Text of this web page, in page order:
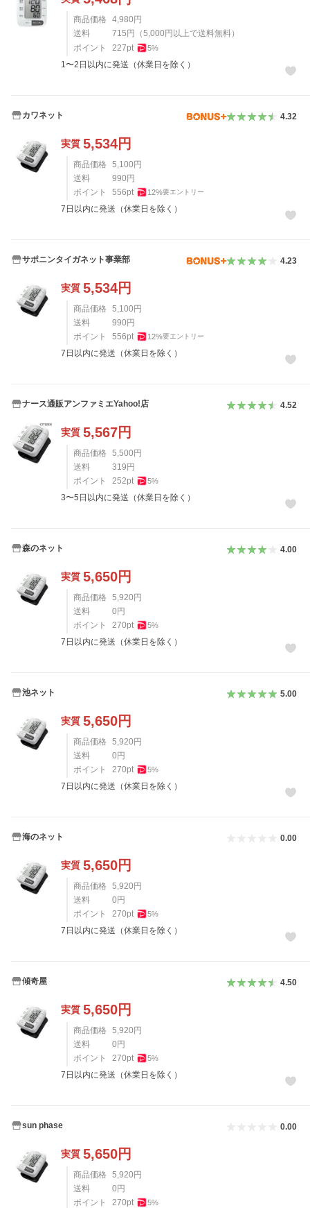
商品価格 4,980 円
送料
715 円 （5,000 円以上で送料無料）
ポイント
227pt 5%
1〜2日以内に発送（休業日を除く）
カワネット 4.32
実質 5,534円
商品価格 5,100 円
送料
990 円
ポイント
556pt 12%要エントリー
7日以内に発送（休業日を除く）
サポニンタイガネット事業部 4.23
実質 5,534円
商品価格 5,100 円
送料
990 円
ポイント
556pt 12%要エントリー
7日以内に発送（休業日を除く）
ナース通販アンファミエYahoo!店 4.52
実質 5,567円
商品価格 5,500 円
送料
319 円
ポイント
252pt 5%
3〜5日以内に発送（休業日を除く）
森のネット 4.00
実質 5,650円
商品価格 5,920 円
送料
0 円
ポイント
270pt 5%
7日以内に発送（休業日を除く）
池ネット 5.00
実質 5,650円
商品価格 5,920 円
送料
0 円
ポイント
270pt 5%
7日以内に発送（休業日を除く）
海のネット 0.00
実質 5,650円
商品価格 5,920 円
送料
0 円
ポイント
270pt 5%
7日以内に発送（休業日を除く）
傾奇屋 4.50
実質 5,650円
商品価格 5,920 円
送料
0 円
ポイント
270pt 5%
7日以内に発送（休業日を除く）
sun phase 0.00
実質 5,650円
商品価格 5,920 円
送料
0 円
ポイント
270pt 5%